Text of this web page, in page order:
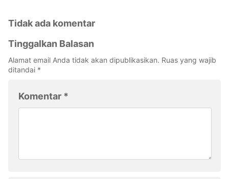
Tidak ada komentar
Tinggalkan Balasan
Alamat email Anda tidak akan dipublikasikan. Ruas yang wajib
ditandai *
Komentar *